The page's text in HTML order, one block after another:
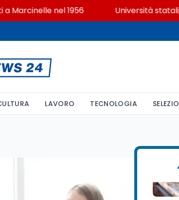
nel 1956 Università statali, il
LAVORO TECNOLOGIA